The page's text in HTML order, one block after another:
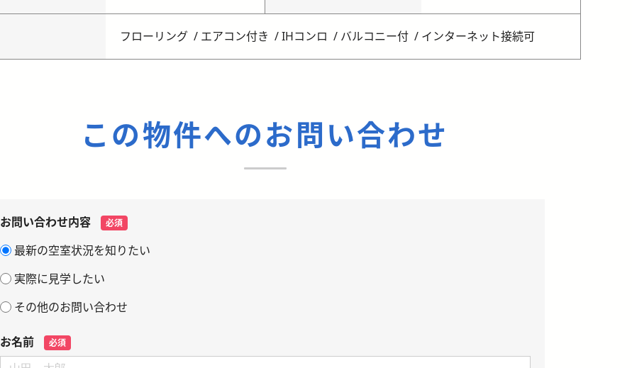
フローリング エアコン付き IHコンロ バルコニー付 インターネット接続可
この物件へのお問い合わせ
お問い合わせ内容 必須
最新の空室状況を知りたい
実際に見学したい
その他のお問い合わせ
お名前 必須